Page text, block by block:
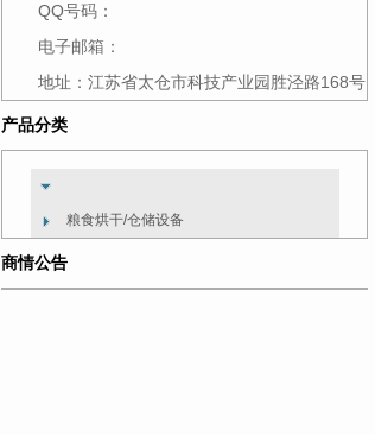
QQ号码：
电子邮箱：
地址： 江苏省太仓市科技产业园胜泾路168号
产品分类
粮食烘干/仓储设备
商情公告